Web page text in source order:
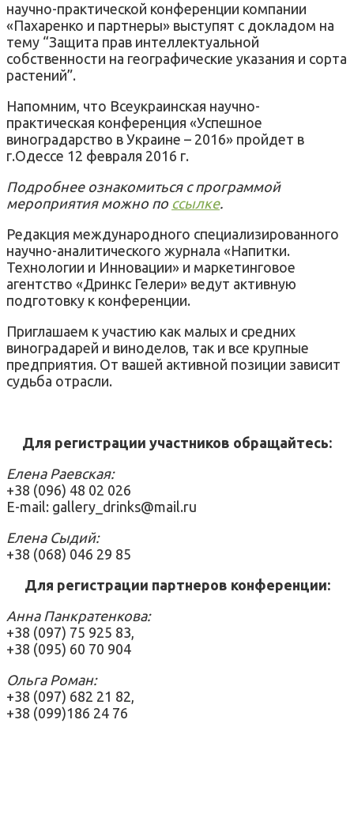
научно-практической конференции компании
«Пахаренко и партнеры» выступят с докладом на
тему “Защита прав интеллектуальной
собственности на географические указания и сорта
растений”.
Напомним, что Всеукраинская научно-
практическая конференция «Успешное
виноградарство в Украине – 2016» пройдет в
г.Одессе 12 февраля 2016 г.
Подробнее ознакомиться с программой
мероприятия можно по ссылке.
Редакция международного специализированного
научно-аналитического журнала «Напитки.
Технологии и Инновации» и маркетинговое
агентство «Дринкс Гелери» ведут активную
подготовку к конференции.
Приглашаем к участию как малых и средних
виноградарей и виноделов, так и все крупные
предприятия. От вашей активной позиции зависит
судьба отрасли.
Для регистрации участников обращайтесь:
Елена Раевская:
+38 (096) 48 02 026
E-mail: gallery_drinks@mail.ru
Елена Сыдий:
+38 (068) 046 29 85
Для регистрации партнеров конференции:
Анна Панкратенкова:
+38 (097) 75 925 83,
+38 (095) 60 70 904
Ольга Роман:
+38 (097) 682 21 82,
+38 (099)186 24 76